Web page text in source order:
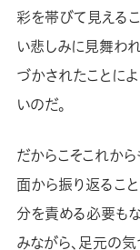
彩を帯びて見えるこ
い悲しみに見舞わ
づかされたことに
いのだ。
だからこそこれから
面から振り返るこ
分を責める必要もな
みながら、足元の